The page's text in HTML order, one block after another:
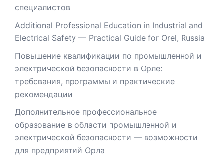
специалистов
Additional Professional Education in Industrial and
Electrical Safety — Practical Guide for Orel, Russia
Повышение квалификации по промышленной и
электрической безопасности в Орле:
требования, программы и практические
рекомендации
Дополнительное профессиональное
образование в области промышленной и
электрической безопасности — возможности
для предприятий Орла